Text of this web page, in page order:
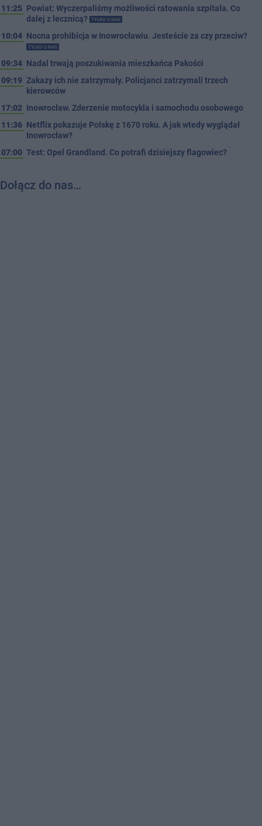
11:25 Powiat: Wyczerpaliśmy możliwości ratowania szpitala. Co
dalej z lecznicą?
TYLKO U NAS
10:04 Nocna prohibicja w Inowrocławiu. Jesteście za czy przeciw?
TYLKO U NAS
09:34 Nadal trwają poszukiwania mieszkańca Pakości
09:19 Zakazy ich nie zatrzymały. Policjanci zatrzymali trzech
kierowców
17:02 Inowrocław. Zderzenie motocykla i samochodu osobowego
11:36 Netflix pokazuje Polskę z 1670 roku. A jak wtedy wyglądał
Inowrocław?
07:00 Test: Opel Grandland. Co potrafi dzisiejszy flagowiec?
Dołącz do nas…